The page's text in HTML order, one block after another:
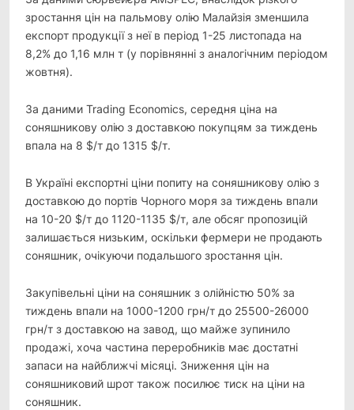
зростання цін на пальмову олію Малайзія зменшила
експорт продукції з неї в період 1-25 листопада на
8,2% до 1,16 млн т (у порівнянні з аналогічним періодом
жовтня).
За даними Trading Economics, середня ціна на
соняшникову олію з доставкою покупцям за тиждень
впала на 8 $/т до 1315 $/т.
В Україні експортні ціни попиту на соняшникову олію з
доставкою до портів Чорного моря за тиждень впали
на 10-20 $/т до 1120-1135 $/т, але обсяг пропозицій
залишається низьким, оскільки фермери не продають
соняшник, очікуючи подальшого зростання цін.
Закупівельні ціни на соняшник з олійністю 50% за
тиждень впали на 1000-1200 грн/т до 25500-26000
грн/т з доставкою на завод, що майже зупинило
продажі, хоча частина переробників має достатні
запаси на найближчі місяці. Зниження цін на
соняшниковий шрот також посилює тиск на ціни на
соняшник.